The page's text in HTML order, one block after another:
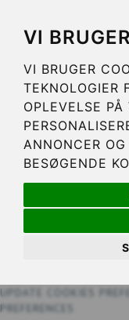
VI
VI BRUGER
TEKNOLOGIER
OPLEVELSE
ANNONCER
BESØGENDE
UPDATE COOKIES
PREFERENCES